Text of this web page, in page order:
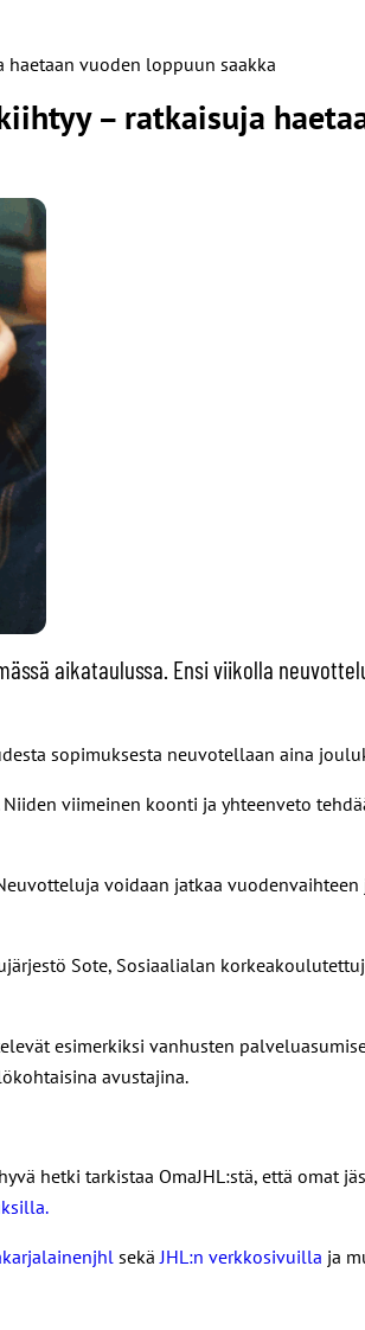
vuoden loppuun saakka
– ratkaisuja
aikataulussa. Ensi viikolla
sopimuksesta neuvotellaan aina
viimeinen koonti ja yhteenveto
voidaan jatkaa
Sote, Sosiaalialan
esimerkiksi vanhusten
avustajina.
hetki tarkistaa OmaJHL:stä, että omat
sekä JHL:n verkkosivuilla ja